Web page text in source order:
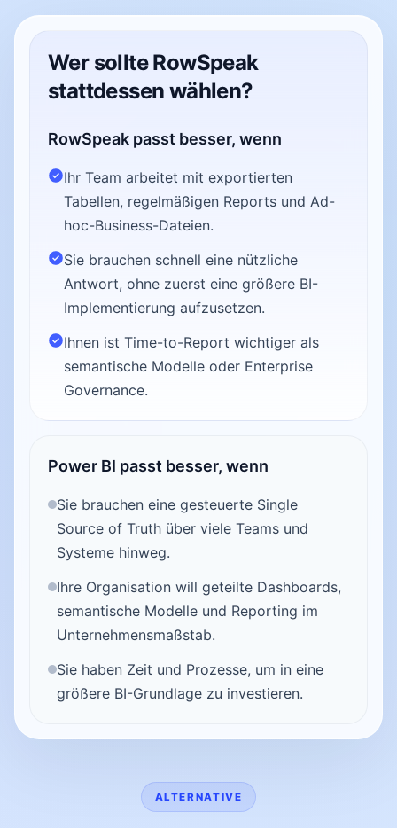
Wer sollte RowSpeak
stattdessen wählen?
RowSpeak passt besser, wenn
Ihr Team arbeitet mit exportierten
Tabellen, regelmäßigen Reports und Ad-
hoc-Business-Dateien.
Sie brauchen schnell eine nützliche
Antwort, ohne zuerst eine größere BI-
Implementierung aufzusetzen.
Ihnen ist Time-to-Report wichtiger als
semantische Modelle oder Enterprise
Governance.
Power BI passt besser, wenn
Sie brauchen eine gesteuerte Single
Source of Truth über viele Teams und
Systeme hinweg.
Ihre Organisation will geteilte Dashboards,
semantische Modelle und Reporting im
Unternehmensmaßstab.
Sie haben Zeit und Prozesse, um in eine
größere BI-Grundlage zu investieren.
ALTERNATIVE